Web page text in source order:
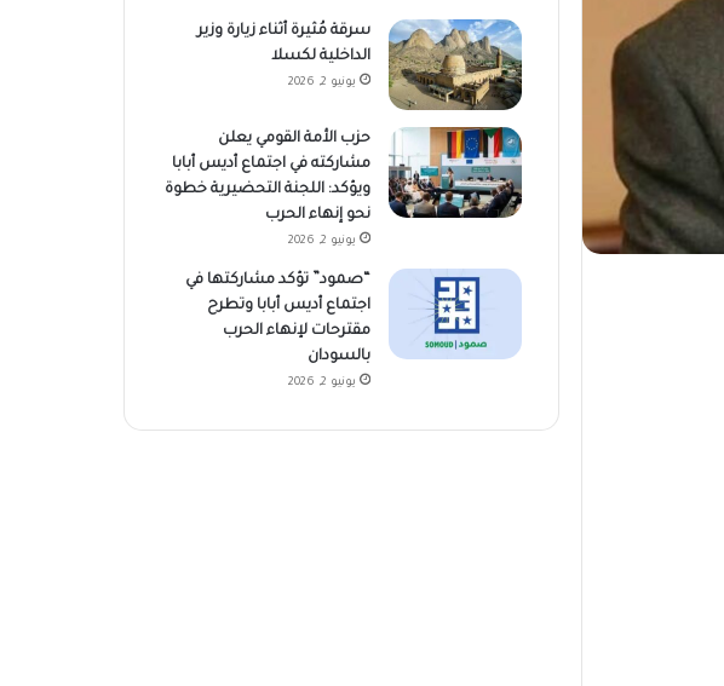
سرقة مُثيرة أثناء زيارة وزير
الداخلية لكسلا
يونيو 2, 2026
حزب الأمة القومي يعلن
مشاركته في اجتماع أديس أبابا
ويؤكد: اللجنة التحضيرية خطوة
نحو إنهاء الحرب
يونيو 2, 2026
“صمود” تؤكد مشاركتها في
اجتماع أديس أبابا وتطرح
مقترحات لإنهاء الحرب
بالسودان
يونيو 2, 2026